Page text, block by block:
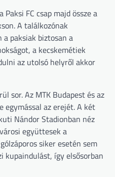
FC csap majd össze a
A találkozónak
paksiak biztosan a
a kecskemétiek
az utolsó helyről akkor
sor. Az MTK Budapest és az
egymással az erejét. A két
Nándor Stadionban néz
együttesek a
siker esetén sem
kupaindulást, így elsősorban